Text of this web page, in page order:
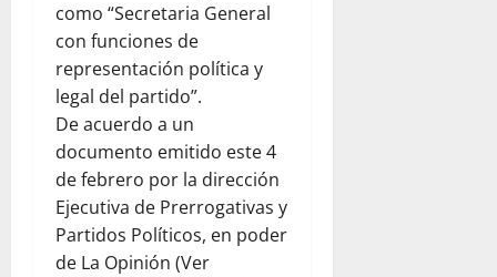
como “Secretaria General
con funciones de
representación política y
legal del partido”.
De acuerdo a un
documento emitido este 4
de febrero por la dirección
Ejecutiva de Prerrogativas y
Partidos Políticos, en poder
de La Opinión (Ver